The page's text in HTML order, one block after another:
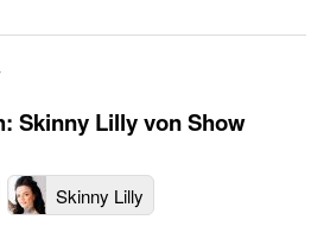
Skinny Lilly von Show
Skinny Lilly